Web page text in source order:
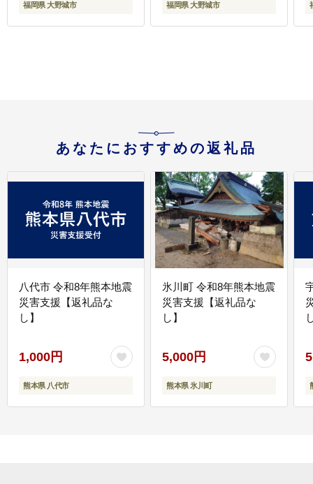
福岡県 大野城市 福岡県 大野城市
あなたにおすすめの返礼品
八代市 令和8年熊本地震
災害支援【返礼品な
し】
1,000円
熊本県 八代市
氷川町 令和8年熊本地震
災害支援【返礼品な
し】
5,000円
熊本県 氷川町